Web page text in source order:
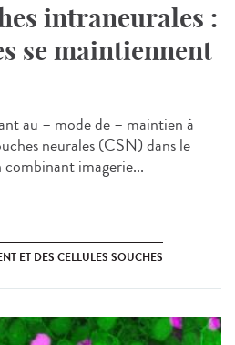
intraneurales :
se maintiennent
au – mode de – maintien à
neurales (CSN) dans le
combinant imagerie...
ET DES CELLULES SOUCHES